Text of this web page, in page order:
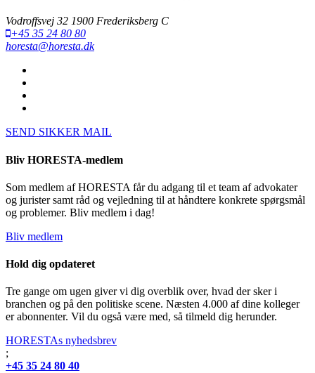
Vodroffsvej 32 1900 Frederiksberg C
+45 35 24 80 80
horesta@horesta.dk
SEND SIKKER MAIL
Bliv HORESTA-medlem
Som medlem af HORESTA får du adgang til et team af advokater
og jurister samt råd og vejledning til at håndtere konkrete spørgsmål
og problemer. Bliv medlem i dag!
Bliv medlem
Hold dig opdateret
Tre gange om ugen giver vi dig overblik over, hvad der sker i
branchen og på den politiske scene. Næsten 4.000 af dine kolleger
er abonnenter. Vil du også være med, så tilmeld dig herunder.
HORESTAs nyhedsbrev
;
+45 35 24 80 40